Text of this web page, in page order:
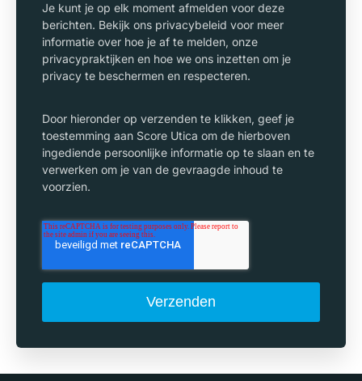
Je kunt je op elk moment afmelden voor deze
berichten. Bekijk ons privacybeleid voor meer
informatie over hoe je af te melden, onze
privacypraktijken en hoe we ons inzetten om je
privacy te beschermen en respecteren.
Door hieronder op verzenden te klikken, geef je
toestemming aan Score Utica om de hierboven
ingediende persoonlijke informatie op te slaan en te
verwerken om je van de gevraagde inhoud te
voorzien.